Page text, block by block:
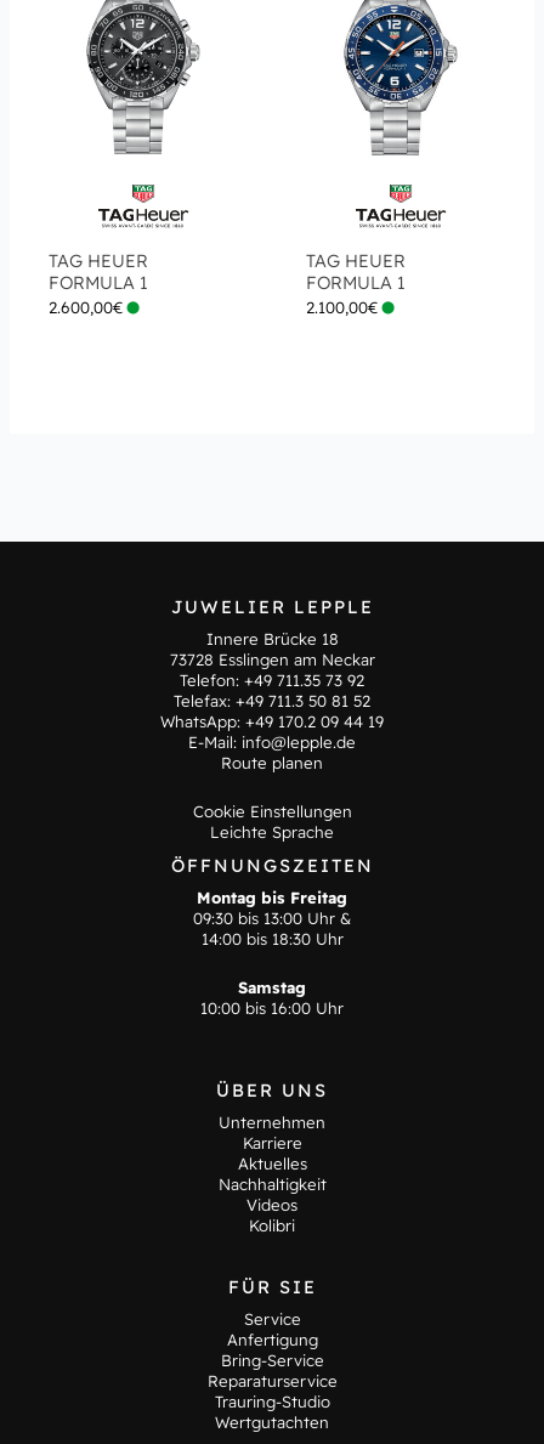
TAG HEUER
FORMULA 1
2.600,00€
TAG HEUER
FORMULA 1
2.100,00€
JUWELIER LEPPLE
Innere Brücke 18
73728 Esslingen am Neckar
Telefon: +49 711.35 73 92
Telefax: +49 711.3 50 81 52
WhatsApp: +49 170.2 09 44 19
E-Mail: info@lepple.de
Route planen
Cookie Einstellungen
Leichte Sprache
ÖFFNUNGSZEITEN
Montag bis Freitag
09:30 bis 13:00 Uhr &
14:00 bis 18:30 Uhr
Samstag
10:00 bis 16:00 Uhr
ÜBER UNS
Unternehmen
Karriere
Aktuelles
Nachhaltigkeit
Videos
Kolibri
FÜR SIE
Service
Anfertigung
Bring-Service
Reparaturservice
Trauring-Studio
Wertgutachten